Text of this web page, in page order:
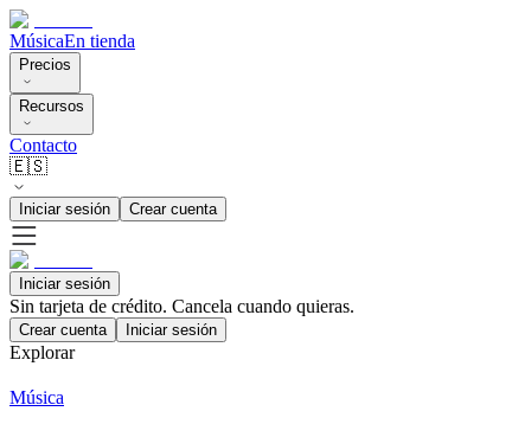
MúsicaEn tienda
Precios
Recursos
Contacto
🇪🇸
Iniciar sesión Crear cuenta
Iniciar sesión
Sin tarjeta de crédito. Cancela cuando quieras.
Crear cuenta Iniciar sesión
Explorar
Música